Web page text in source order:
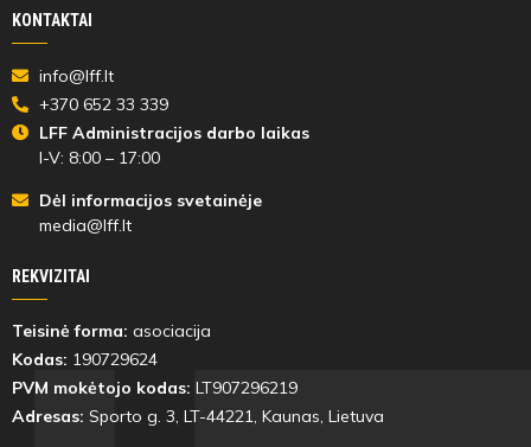
KONTAKTAI
info@lff.lt
+370 652 33 339
LFF Administracijos darbo laikas
I-V: 8:00 – 17:00
Dėl informacijos svetainėje
media@lff.lt
REKVIZITAI
Teisinė forma: asociacija
Kodas: 190729624
PVM mokėtojo kodas: LT907296219
Adresas: Sporto g. 3, LT-44221, Kaunas, Lietuva